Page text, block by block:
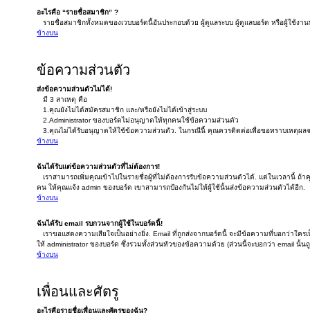
อะไรคือ “รายชื่อสมาชิก” ?
รายชื่อสมาชิกทั้งหมดของเวบบอร์ดนี้อันประกอบด้วย ผู้ดูแลระบบ ผู้ดูแลบอร์ด หรือผู้ใช้งาน
ข้างบน
ข้อความส่วนตัว
ส่งข้อความส่วนตัวไม่ได้!
มี 3 สาเหตุ คือ
1.คุณยังไม่ได้สมัครสมาชิก และ/หรือยังไม่ได้เข้าสู่ระบบ
2.Administrator ของบอร์ดไม่อนุญาตให้ทุกคนใช้ข้อความส่วนตัว
3.คุณไม่ได้รับอนุญาตให้ใช้ข้อความส่วนตัว. ในกรณีนี้ คุณควรติดต่อเพื่อขอทราบเหตุผลจ
ข้างบน
ฉันได้รับแต่ข้อความส่วนตัวที่ไม่ต้องการ!
เราสามารถเพิ่มคุณเข้าไปในรายชื่อผู้ที่ไม่ต้องการรับข้อความส่วนตัวได้. แต่ในเวลานี้ ถ้
คน ให้คุณแจ้ง admin ของบอร์ด เขาสามารถป้องกันไม่ให้ผู้ใช้นั้นส่งข้อความส่วนตัวได้อีก.
ข้างบน
ฉันได้รับ email รบกวนจากผู้ใช้ในบอร์ดนี้!
เราขอแสดงความเสียใจเป็นอย่างยิ่ง. Email ที่ถูกส่งจากบอร์ดนี้ จะมีข้อความที่บอกว่าใค
ให้ administrator ของบอร์ด ซึ่งรวมทั้งส่วนหัวของข้อความด้วย (ส่วนนี้จะบอกว่า email นั้นถู
ข้างบน
เพื่อนและศัตรู
อะไรคือรายชื่อเพื่อนและศัตรูของฉัน?